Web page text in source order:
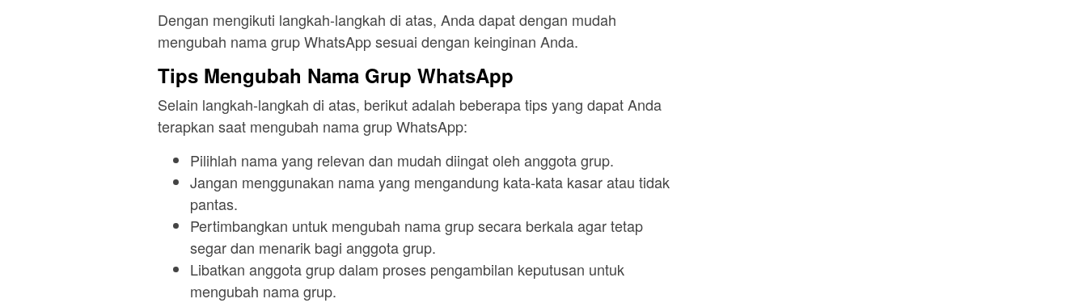
Dengan mengikuti langkah-langkah di atas, Anda dapat dengan mudah
mengubah nama grup WhatsApp sesuai dengan keinginan Anda.
Tips Mengubah Nama Grup WhatsApp
Selain langkah-langkah di atas, berikut adalah beberapa tips yang dapat Anda
terapkan saat mengubah nama grup WhatsApp:
Pilihlah nama yang relevan dan mudah diingat oleh anggota grup.
Jangan menggunakan nama yang mengandung kata-kata kasar atau tidak
pantas.
Pertimbangkan untuk mengubah nama grup secara berkala agar tetap
segar dan menarik bagi anggota grup.
Libatkan anggota grup dalam proses pengambilan keputusan untuk
mengubah nama grup.